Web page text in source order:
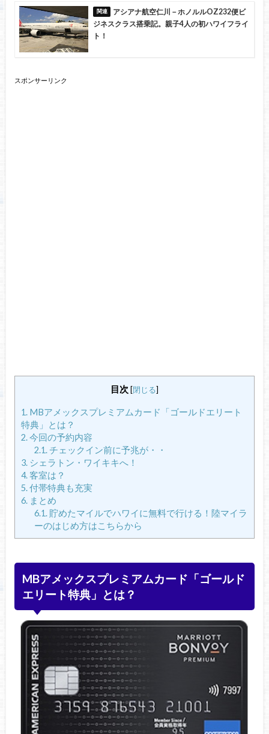
アシアナ航空仁川－ホノルルOZ232便ビ
ジネスクラス搭乗記。親子4人の初ハワイフライ
ト！
スポンサーリンク
目次 [閉じる]
1.MBアメックスプレミアムカード「ゴールドエリート
特典」とは？
2.今回の予約内容
2.1.チェックイン前に予兆が・・
3.シェラトン・ワイキキへ！
4.客室は？
5.付帯特典も充実
6.まとめ
6.1.貯めたマイルでハワイに無料で行ける！陸マイラ
ーのはじめ方はこちらから
MBアメックスプレミアムカード「ゴールド
エリート特典」とは？